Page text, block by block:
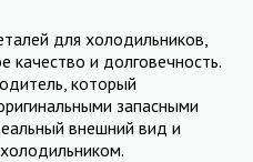
для холодильников,
качество и долговечность.
который
запасными
внешний вид и